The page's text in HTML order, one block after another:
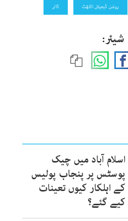
روشن ڈیجیٹل اکاؤنٹ ڈالر
شیئر:
اسلام آباد میں چیک
پوسٹس پر پنجاب پولیس
کے اہلکار کیوں تعینات
کیے گئے؟